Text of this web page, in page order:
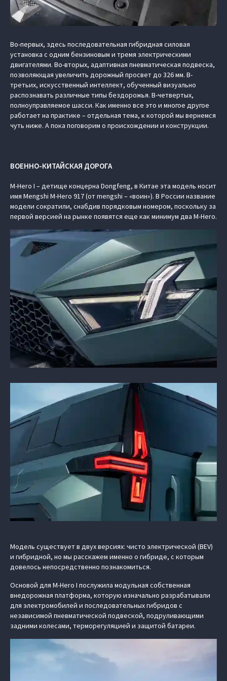
Во-первых, здесь последовательная гибридная силовая
установка с одним бензиновым и тремя электрическими
двигателями. Во-вторых, адаптивная пневматическая подвеска,
позволяющая увеличить дорожный просвет до 326 мм. В-
третьих, искусственный интеллект, обученный визуально
распознавать различные типы бездорожья. В-четвертых,
полноуправляемое шасси. Как именно все это и многое другое
работает на практике – отдельная тема, к которой мы вернемся
чуть ниже. А пока поговорим о происхождении и конструкции.
ВОЕННО-КИТАЙСКАЯ ДОРОГА
M-Hero I – детище концерна Dongfeng, в Китае эта модель носит
имя Mengshi M-Hero 917 (от mengshi – «воин»). В России название
модели сократили, снабдив порядковым номером, поскольку за
первой версией на рынке появятся еще как минимум два M-Hero.
Модель существует в двух версиях: чисто электрической (BEV)
и гибридной, но мы расскажем именно о гибриде, с которым
довелось непосредственно познакомиться.
Основой для M-Hero I послужила модульная собственная
внедорожная платформа, которую изначально разрабатывали
для электромобилей и последовательных гибридов с
независимой пневматической подвеской, подруливающими
задними колесами, терморегуляцией и защитой батареи.